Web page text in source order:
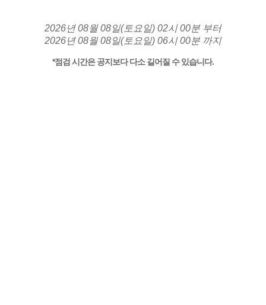
2026년 08월 08일(토요일) 02시 00분 부터
2026년 08월 08일(토요일) 06시 00분 까지
*점검 시간은 공지보다 다소 길어질 수 있습니다.